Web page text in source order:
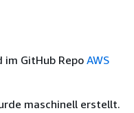
im GitHub Repo AWS
maschinell erstellt.